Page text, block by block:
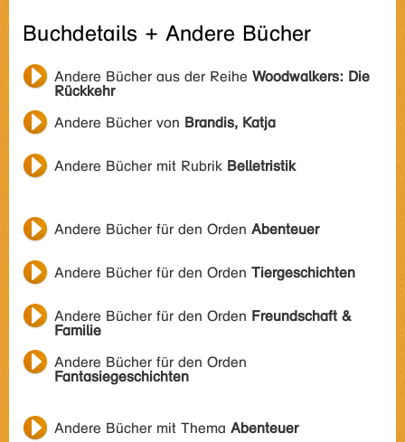
Buchdetails + Andere Bücher
Andere Bücher aus der Reihe Woodwalkers: Die
Rückkehr
Andere Bücher von Brandis, Katja
Andere Bücher mit Rubrik Belletristik
Andere Bücher für den Orden Abenteuer
Andere Bücher für den Orden Tiergeschichten
Andere Bücher für den Orden Freundschaft &
Familie
Andere Bücher für den Orden
Fantasiegeschichten
Andere Bücher mit Thema Abenteuer